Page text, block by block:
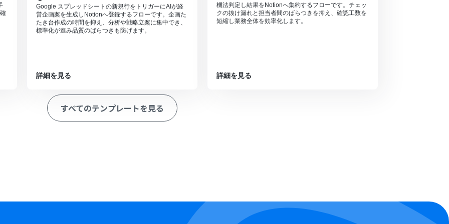
Google スプレッドシートの新規行をトリガーにAIが経
営企画案を生成しNotionへ登録するフローです。企画た
たき台作成の時間を抑え、分析や戦略立案に集中でき、
標準化が進み品質のばらつきも防げます。
詳細を見る
機法判定し結果をNotionへ集約するフローです。チェッ
クの抜け漏れと担当者間のばらつきを抑え、確認工数を
短縮し業務全体を効率化します。
詳細を見る
すべてのテンプレートを見る